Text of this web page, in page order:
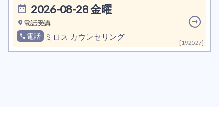
2026-08-28 金曜
電話受講
電話
ミロス カウンセリング
[192527]